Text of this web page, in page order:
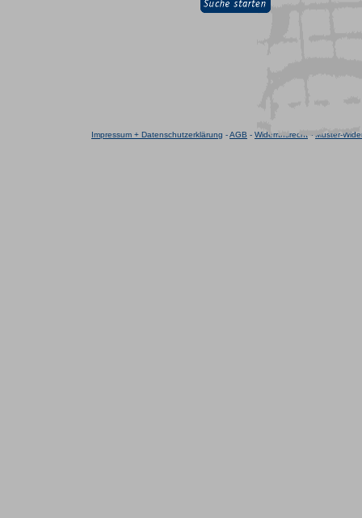
Impressum + Datenschutzerklärung -AGB - Widerrufsrecht - Muster-